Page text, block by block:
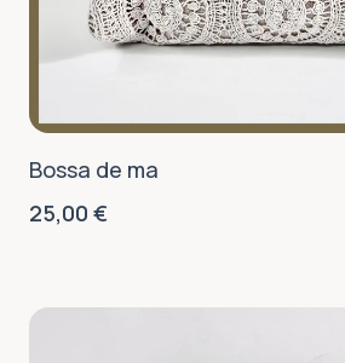
Bossa de ma
25,00 €